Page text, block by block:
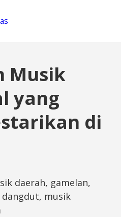
Musik
yang
di
daerah, gamelan,
musik